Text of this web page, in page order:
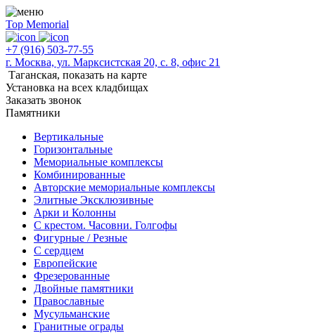
Top Memorial
+7 (916) 503-77-55
г. Москва, ул. Марксистская 20, с. 8, офис 21
Таганская, показать на карте
Установка на всех кладбищах
Заказать звонок
Памятники
Вертикальные
Горизонтальные
Мемориальные комплексы
Комбинированные
Авторские мемориальные комплексы
Элитные Эксклюзивные
Арки и Колонны
С крестом. Часовни. Голгофы
Фигурные / Резные
С сердцем
Европейские
Фрезерованные
Двойные памятники
Православные
Мусульманские
Гранитные ограды